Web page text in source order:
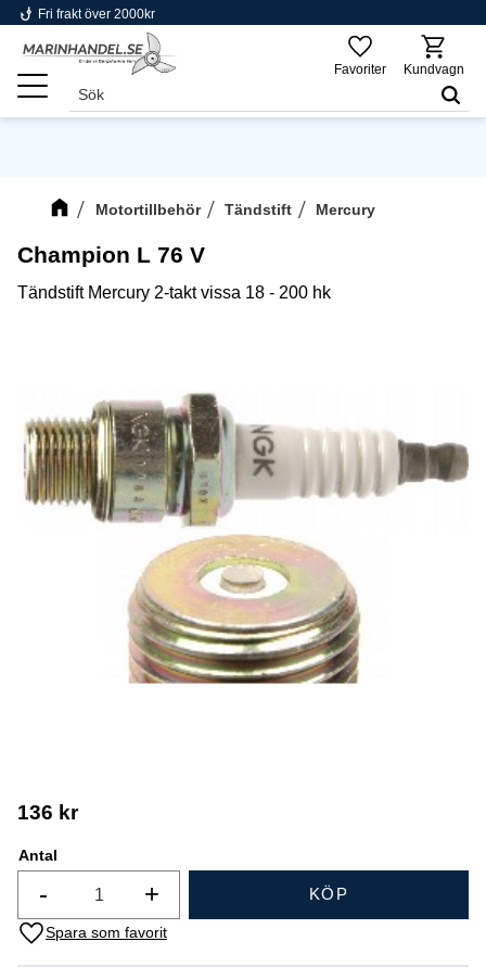
Meny
phishing Fri frakt över 2000kr
Favoriter Kundvagn
Motortillbehör Tändstift Mercury
Champion L 76 V
Tändstift Mercury 2-takt vissa 18 - 200 hk
136 kr
Antal
+
- KÖP
Lägg till i favoriter